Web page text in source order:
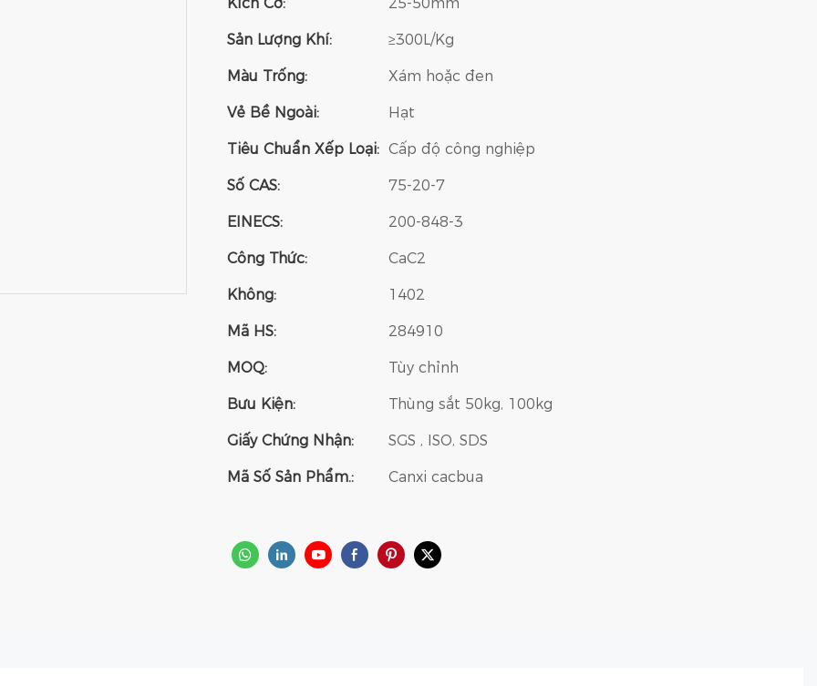
Kích Cỡ: 25-50mm
Sản Lượng Khí: ≥300L/Kg
Màu Trống: Xám hoặc đen
Vẻ Bề Ngoài: Hạt
Tiêu Chuẩn Xếp Loại: Cấp độ công nghiệp
Số CAS: 75-20-7
EINECS: 200-848-3
Công Thức: CaC2
Không: 1402
Mã HS: 284910
MOQ: Tùy chỉnh
Bưu Kiện: Thùng sắt 50kg, 100kg
Giấy Chứng Nhận: SGS , ISO, SDS
Mã Số Sản Phẩm.: Canxi cacbua